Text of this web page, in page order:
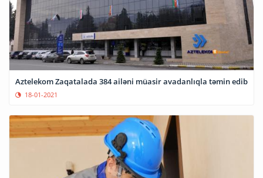
Aztelekom Zaqatalada 384 ailəni müasir avadanlıqla təmin edib
18-01-2021